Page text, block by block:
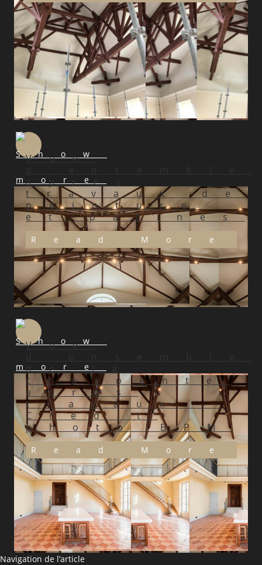
Vue
après
travaux de
peinture
et patines
Read More
Vue
de la
charpente
après
travaux –
Crédit
photo BPM
Read More
Navigation de l’article